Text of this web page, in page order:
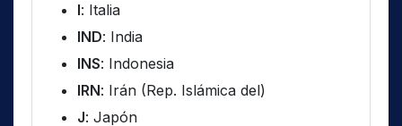
I: Italia
IND: India
INS: Indonesia
IRN: Irán (Rep. Islámica del)
J: Japón